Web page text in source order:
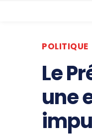
POLITIQUE
Le
une